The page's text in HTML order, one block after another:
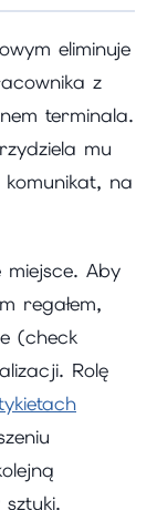
eliminuje
z
terminala.
mu
na
Aby
regałem,
(check
Rolę